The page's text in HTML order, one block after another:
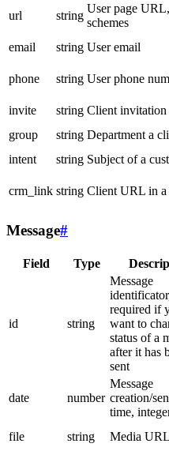
url
string
User page
schemes
email
string User email
phone
string User phone
invite
string Client invitation
group
string Department a
intent
string Subject of a
crm_link string Client URL in a
Message#
Field Type
id string
Message
required if
want to
status of a
after it has
sent
date number
Message
creation/
time,
file string Media URL